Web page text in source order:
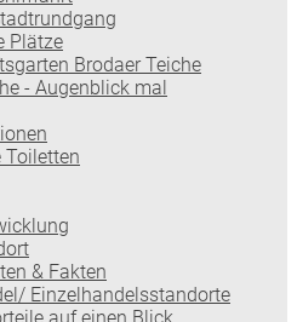
Plätze
Brodaer Teiche
- Augenblick mal
Toiletten
& Fakten
Einzelhandelsstandorte